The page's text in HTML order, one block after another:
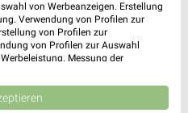
von Werbeanzeigen. Erstellung
Verwendung von Profilen zur
von Profilen zur
von Profilen zur Auswahl
Messung der
Quellen. Entwicklung und
reduzierter Daten zur Auswahl